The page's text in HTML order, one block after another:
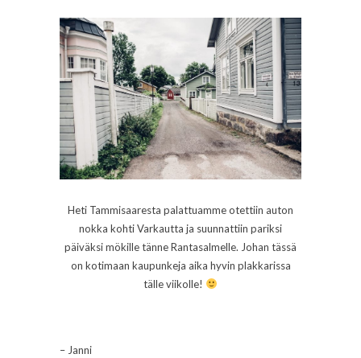
Heti Tammisaaresta palattuamme otettiin auton
nokka kohti Varkautta ja suunnattiin pariksi
päiväksi mökille tänne Rantasalmelle. Johan tässä
on kotimaan kaupunkeja aika hyvin plakkarissa
tälle viikolle!
– Janni